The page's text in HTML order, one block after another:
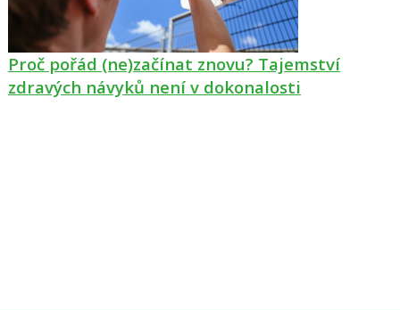
Proč pořád (ne)začínat znovu? Tajemství
zdravých návyků není v dokonalosti